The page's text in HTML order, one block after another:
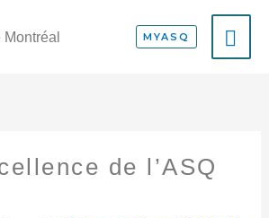
MYASQ
de l’ASQ